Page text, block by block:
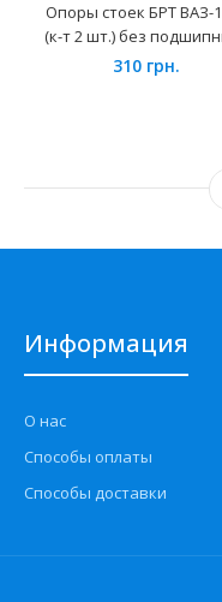
Опоры стоек БРТ ВАЗ-
(к-т 2 шт.) без
310 грн.
Информация
О нас
Способы оплаты
Способы доставки